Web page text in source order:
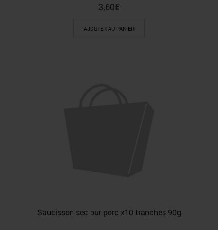
3,60€
AJOUTER AU PANIER
Saucisson sec pur porc x10 tranches 90g